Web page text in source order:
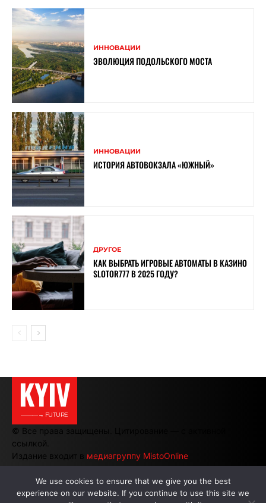
ИННОВАЦИИ
ЭВОЛЮЦИЯ ПОДОЛЬСКОГО МОСТА
ИННОВАЦИИ
ИСТОРИЯ АВТОВОКЗАЛА «ЮЖНЫЙ»
ДРУГОЕ
КАК ВЫБРАТЬ ИГРОВЫЕ АВТОМАТЫ В КАЗИНО
SLOTOR777 В 2025 ГОДУ?
KYIV
———→ FUTURE
© Все права защищены. Цитирование — с активной
ссылкой.
Издание входит в медиагруппу MistoOnline
АВТОРЫ | РЕКЛАМА НА САЙТЕ
We use cookies to ensure that we give you the best
experience on our website. If you continue to use this site we